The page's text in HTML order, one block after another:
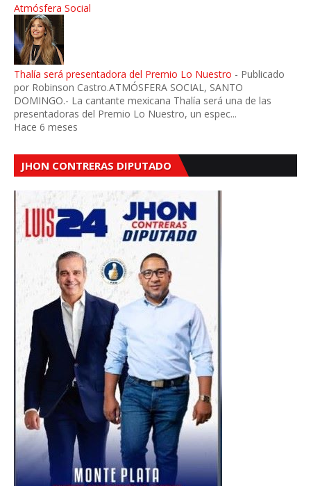
Atmósfera Social
Thalía será presentadora del Premio Lo Nuestro - Publicado
por Robinson Castro.ATMÓSFERA SOCIAL, SANTO
DOMINGO.- La cantante mexicana Thalía será una de las
presentadoras del Premio Lo Nuestro, un espec...
Hace 6 meses
JHON CONTRERAS DIPUTADO